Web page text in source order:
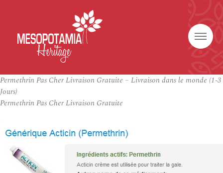
Permethrin Pas Cher Livraison Gratuite – Livraison dans le monde (1-3
Jours)
Permethrin Pas Cher Livraison Gratuite